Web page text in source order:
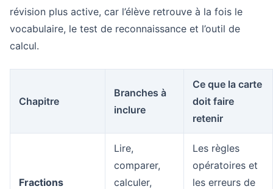
révision plus active, car l’élève retrouve à la fois le
vocabulaire, le test de reconnaissance et l’outil de
calcul.
Chapitre
Branches à
inclure
Ce que la carte
doit faire
retenir
Fractions
Lire,
comparer,
calculer,
Les règles
opératoires et
les erreurs de